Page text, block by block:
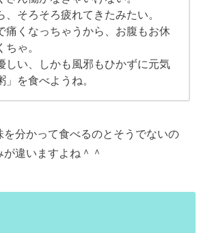
、そろそろ疲れてきたみたい。
痛くなっちゃうから、お腹もお休
ゃ。
しい、しかも風邪もひかずに元気
を食べようね。
を分かって食べるのとそうでないの
違いますよね＾＾